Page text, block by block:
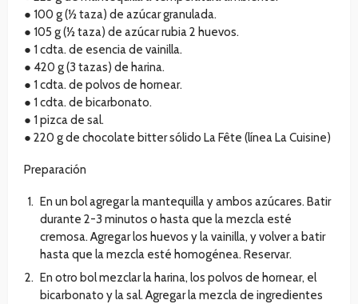
● 100 g (½ taza) de azúcar granulada.
● 105 g (½ taza) de azúcar rubia 2 huevos.
● 1 cdta. de esencia de vainilla.
● 420 g (3 tazas) de harina.
● 1 cdta. de polvos de hornear.
● 1 cdta. de bicarbonato.
● 1 pizca de sal.
● 220 g de chocolate bitter sólido La Fête (línea La Cuisine)
Preparación
En un bol agregar la mantequilla y ambos azúcares. Batir
durante 2-3 minutos o hasta que la mezcla esté
cremosa. Agregar los huevos y la vainilla, y volver a batir
hasta que la mezcla esté homogénea. Reservar.
En otro bol mezclar la harina, los polvos de hornear, el
bicarbonato y la sal. Agregar la mezcla de ingredientes